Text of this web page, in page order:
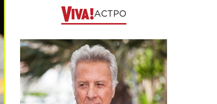
АСТРО